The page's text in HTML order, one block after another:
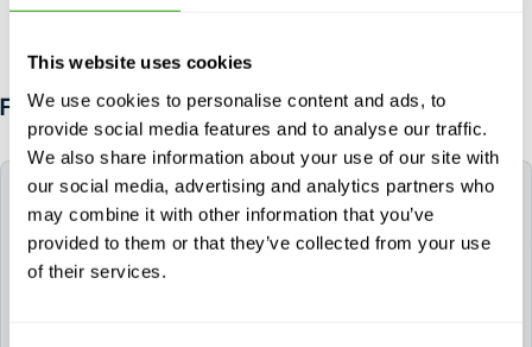
This website uses cookies
We use cookies to personalise content and ads, to
provide social media features and to analyse our traffic.
We also share information about your use of our site with
our social media, advertising and analytics partners who
may combine it with other information that you’ve
provided to them or that they’ve collected from your use
of their services.
FAQ
En quoi consiste exactement le cours en ligne
MIST Further ?
Le cours OPITO MIST Further (ou MIST-F) est un